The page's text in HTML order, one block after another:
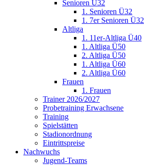
Senioren Ü32
1. Senioren Ü32
1. 7er Senioren Ü32
Altliga
1. 11er-Altliga Ü40
1. Altliga Ü50
2. Altliga Ü50
1. Altliga Ü60
2. Altliga Ü60
Frauen
1. Frauen
Trainer 2026/2027
Probetraining Erwachsene
Training
Spielstätten
Stadionordnung
Eintrittspreise
Nachwuchs
Jugend-Teams